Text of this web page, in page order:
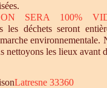
SERA 100%
les déchets seront
environnementale.
nettoyons les lieux avant
Latresne 33360